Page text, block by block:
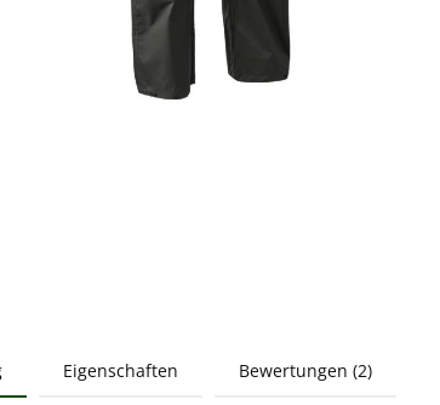
Eigenschaften Bewertungen (2)